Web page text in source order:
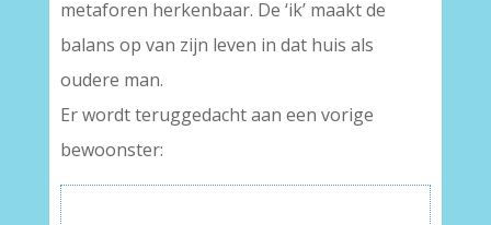
metaforen herkenbaar. De ‘ik’ maakt de
balans op van zijn leven in dat huis als
oudere man.
Er wordt teruggedacht aan een vorige
bewoonster: